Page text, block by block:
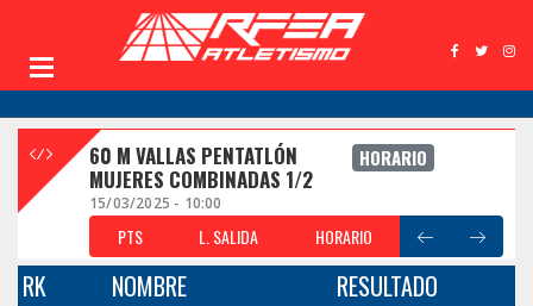
60 M VALLAS PENTATLÓN
MUJERES COMBINADAS 1/2
HORARIO
15/03/2025 - 10:00
PTS L. SALIDA HORARIO
RK NOMBRE RESULTADO